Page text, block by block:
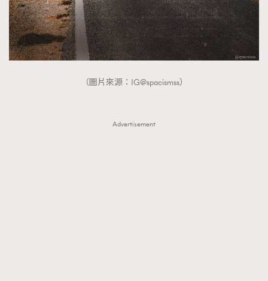
（圖片來源：IG@spacismss）
Advertisement